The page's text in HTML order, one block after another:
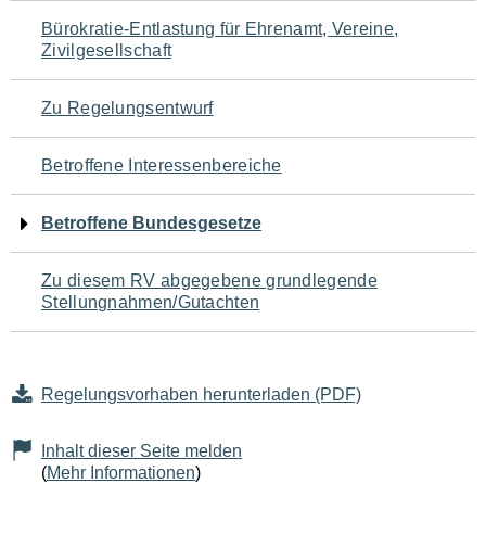
Navigation
für
den
Seiteninhalt
Bürokratie-Entlastung für Ehrenamt, Vereine,
Zivilgesellschaft
Zu Regelungsentwurf
Betroffene Interessenbereiche
Betroffene Bundesgesetze
Zu diesem RV abgegebene grundlegende
Stellungnahmen/Gutachten
Regelungsvorhaben herunterladen (PDF)
Inhalt dieser Seite melden
(Mehr Informationen)